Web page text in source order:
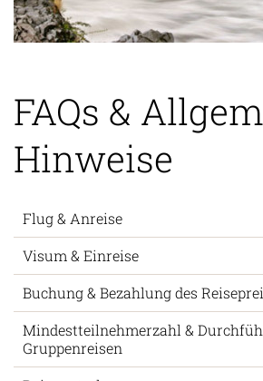
FAQs &
Hinweise
Flug & Anreise
Visum & Einreise
Buchung & Bezahlung des
Mindestteilnehmerzahl &
Gruppenreisen